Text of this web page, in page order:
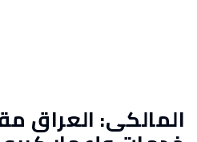
خدمات وإعمار كبرى